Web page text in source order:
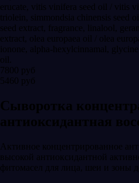
erucate, vitis vinifera seed oil / vitis
triolein, simmondsia chinensis seed
seed extract, fragrance, linalool,
extract, olea europaea oil / olea
ionone, alpha-hexylcinnamal,
oil.
7800 руб
5460 руб
Сыворотка
антиоксидантная
Активное концентрированное
высокой антиоксидантной
фитомасел для лица, шеи и зоны